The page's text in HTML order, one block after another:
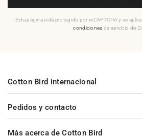
Esta página está protegido por reCAPTCHA y se
condiciones de servicio de
Pedidos y contacto
Más acerca de Cotton Bird
Cotton Bird internacional